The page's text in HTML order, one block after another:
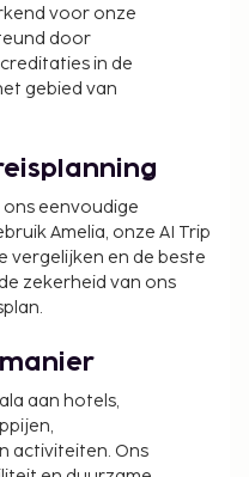
voor onze
door
in de
gebied van
ons eenvoudige
Amelia, onze AI Trip
vergelijken en de beste
zekerheid van ons
manier
aan hotels,
activiteiten. Ons